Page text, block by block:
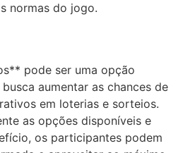
normas do jogo.
pode ser uma opção
aumentar as chances de
em loterias e sorteios.
as opções disponíveis e
os participantes podem